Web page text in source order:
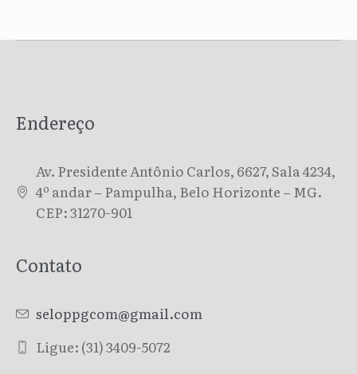
Endereço
Av. Presidente Antônio Carlos, 6627, Sala 4234,
4º andar – Pampulha, Belo Horizonte – MG.
CEP: 31270-901
Contato
seloppgcom@gmail.com
Ligue: (31) 3409-5072